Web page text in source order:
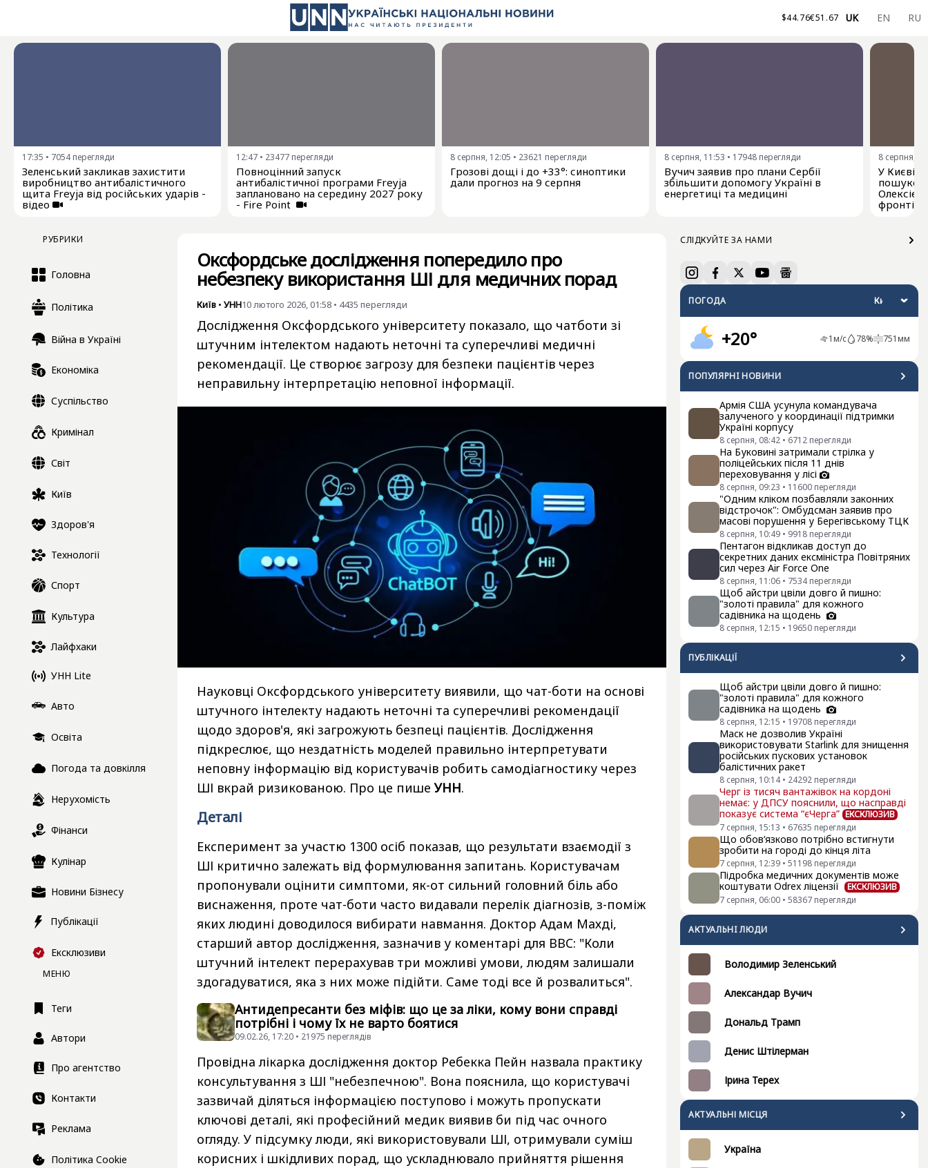
$44.76€51.67 UK EN RU
17:35 • 7054 перегляди
Зеленський закликав захистити
виробництво антибалістичного
щита Freyja від російських ударів -
відео
12:47 • 23477 перегляди
Повноцінний запуск
антибалістичної програми Freyja
заплановано на середину 2027 року
- Fire Point
8 серпня, 12:05 • 23621 перегляди
Грозові дощі і до +33°: синоптики
дали прогноз на 9 серпня
8 серпня, 11:53 • 17948 перегляди
Вучич заявив про плани Сербії
збільшити допомогу Україні в
енергетиці та медицині
8 серпня,
У Києві
фронті
РУБРИКИ
Головна
Політика
Війна в Україні
Економіка
Суспільство
Кримінал
Світ
Київ
Здоров'я
Технології
Спорт
Культура
Лайфхаки
УНН Lite
Авто
Освіта
Погода та довкілля
Нерухомість
Фінанси
Кулінар
Новини Бізнесу
Публікації
Ексклюзиви
МЕНЮ
Теги
Автори
Про агентство
Контакти
Реклама
Політика Cookie
СЛІДКУЙТЕ ЗА НАМИ
ПОГОДА
+20° 1м/с 78% 751мм
ПОПУЛЯРНI НОВИНИ
Армія США усунула командувача
залученого у координації підтримки
Україні корпусу
8 серпня, 08:42 • 6712 перегляди
На Буковині затримали стрілка у
поліцейських після 11 днів
переховування у лісі
8 серпня, 09:23 • 11600 перегляди
"Одним кліком позбавляли законних
відстрочок": Омбудсман заявив про
масові порушення у Берегівському ТЦК
8 серпня, 10:49 • 9918 перегляди
Пентагон відкликав доступ до
секретних даних ексміністра Повітряних
сил через Air Force One
8 серпня, 11:06 • 7534 перегляди
Щоб айстри цвіли довго й пишно:
"золоті правила" для кожного
садівника на щодень
8 серпня, 12:15 • 19650 перегляди
ПУБЛІКАЦІЇ
Щоб айстри цвіли довго й пишно:
"золоті правила" для кожного
садівника на щодень
8 серпня, 12:15 • 19708 перегляди
Маск не дозволив Україні
використовувати Starlink для знищення
російських пускових установок
балістичних ракет
8 серпня, 10:14 • 24292 перегляди
Черг із тисяч вантажівок на кордоні
немає: у ДПСУ пояснили, що насправді
показує система “єЧерга” ЕКСКЛЮЗИВ
7 серпня, 15:13 • 67635 перегляди
Що обов’язково потрібно встигнути
зробити на городі до кінця літа
7 серпня, 12:39 • 51198 перегляди
Підробка медичних документів може
коштувати Odrex ліцензії
ЕКСКЛЮЗИВ
7 серпня, 06:00 • 58367 перегляди
АКТУАЛЬНI ЛЮДИ
Володимир Зеленський
Александар Вучич
Дональд Трамп
Денис Штілерман
Ірина Терех
АКТУАЛЬНІ МІСЦЯ
Україна
Оксфордське дослідження попередило про
небезпеку використання ШІ для медичних порад
Київ • УНН10 лютого 2026, 01:58 • 4435 перегляди
Дослідження Оксфордського університету показало, що чатботи зі
штучним інтелектом надають неточні та суперечливі медичні
рекомендації. Це створює загрозу для безпеки пацієнтів через
неправильну інтерпретацію неповної інформації.
Науковці Оксфордського університету виявили, що чат-боти на основі
штучного інтелекту надають неточні та суперечливі рекомендації
щодо здоров'я, які загрожують безпеці пацієнтів. Дослідження
підкреслює, що нездатність моделей правильно інтерпретувати
неповну інформацію від користувачів робить самодіагностику через
ШІ вкрай ризикованою. Про це пишеУНН.
Деталі
Експеримент за участю 1300 осіб показав, що результати взаємодії з
ШІ критично залежать від формулювання запитань. Користувачам
пропонували оцінити симптоми, як-от сильний головний біль або
виснаження, проте чат-боти часто видавали перелік діагнозів, з-поміж
яких людині доводилося вибирати навмання. Доктор Адам Махді,
старший автор дослідження, зазначив у коментарі для BBC: "Коли
штучний інтелект перерахував три можливі умови, людям залишали
здогадуватися, яка з них може підійти. Саме тоді все й розвалиться".
Антидепресанти без міфів: що це за ліки, кому вони справді
потрібні і чому їх не варто боятися
09.02.26, 17:20 • 21975 переглядiв
Провідна лікарка дослідження доктор Ребекка Пейн назвала практику
консультування з ШІ "небезпечною". Вона пояснила, що користувачі
зазвичай діляться інформацією поступово і можуть пропускати
ключові деталі, які професійний медик виявив би під час очного
огляду. У підсумку люди, які використовували ШІ, отримували суміш
корисних і шкідливих порад, що ускладнювало прийняття рішення